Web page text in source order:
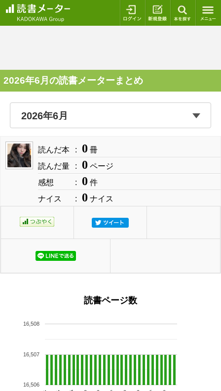
ログイン 新規登録
2026年6月の読書メーターまとめ
読んだ本 0 冊
読んだ量
0 ページ
感想
0 件
ナイス
0 ナイス
読書ページ数
16,506
16,507
16,508